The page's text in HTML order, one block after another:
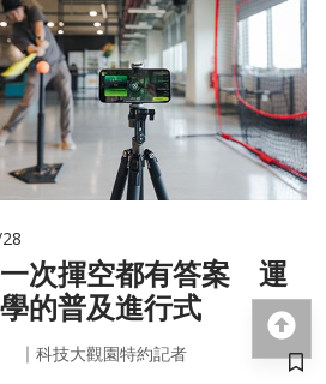
次揮空都有答案 運
的普及進行式
｜ 科技大觀園特約記者
儲
回